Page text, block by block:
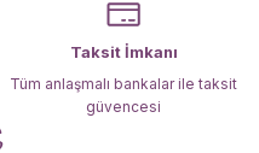
Taksit İmkanı
Tüm anlaşmalı bankalar ile taksit
güvencesi